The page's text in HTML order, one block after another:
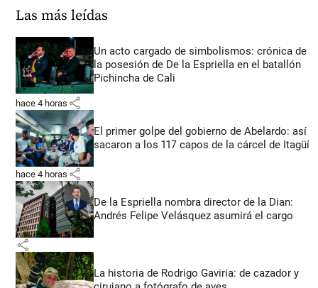
Las más leídas
Un acto cargado de simbolismos: crónica de
la posesión de De la Espriella en el batallón
Pichincha de Cali
hace 4 horas share
El primer golpe del gobierno de Abelardo: así
sacaron a los 117 capos de la cárcel de Itagüí
hace 4 horas share
De la Espriella nombra director de la Dian:
Andrés Felipe Velásquez asumirá el cargo
share
La historia de Rodrigo Gaviria: de cazador y